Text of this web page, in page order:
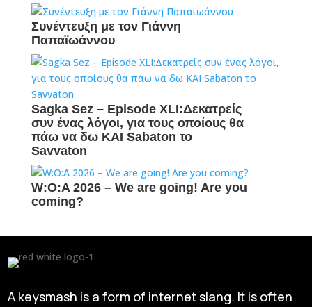
Συνέντευξη με τον Γιάννη
Παπαϊωάννου
Sagka Sez – Episode XLI:Δεκατρείς
συν ένας λόγοι, για τους οποίους θα
πάω να δω ΚΑΙ Sabaton το
Savvaton
W:O:A 2026 – We are going! Are you
coming?
A keysmash is a form of internet slang. It is often